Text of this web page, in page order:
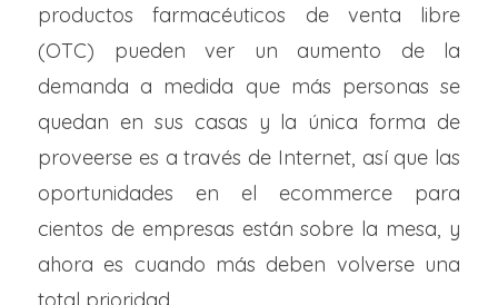
productos farmacéuticos de venta libre
(OTC) pueden ver un aumento de la
demanda a medida que más personas se
quedan en sus casas y la única forma de
proveerse es a través de Internet, así que las
oportunidades en el ecommerce para
cientos de empresas están sobre la mesa, y
ahora es cuando más deben volverse una
total prioridad.